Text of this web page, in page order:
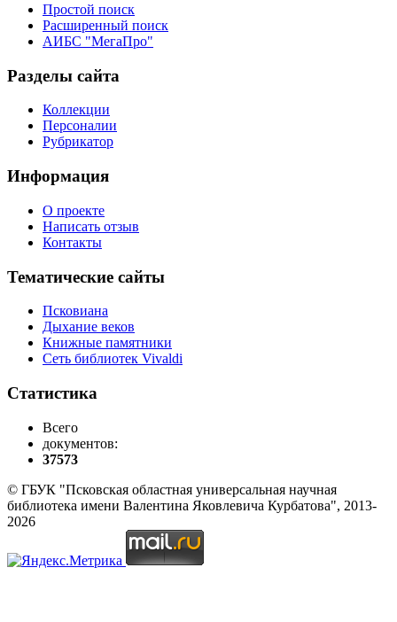
Простой поиск
Расширенный поиск
АИБС "МегаПро"
Разделы сайта
Коллекции
Персоналии
Рубрикатор
Информация
О проекте
Написать отзыв
Контакты
Тематические сайты
Псковиана
Дыхание веков
Книжные памятники
Сеть библиотек Vivaldi
Статистика
Всего
документов:
37573
© ГБУК "Псковская областная универсальная научная
библиотека имени Валентина Яковлевича Курбатова", 2013-
2026